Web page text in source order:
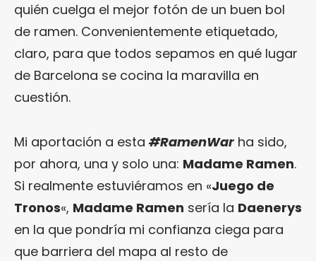
quién cuelga el mejor fotón de un buen bol
de ramen. Convenientemente etiquetado,
claro, para que todos sepamos en qué lugar
de Barcelona se cocina la maravilla en
cuestión.
Mi aportación a esta #RamenWar ha sido,
por ahora, una y solo una: Madame Ramen.
Si realmente estuviéramos en «Juego de
Tronos«, Madame Ramen sería la Daenerys
en la que pondría mi confianza ciega para
que barriera del mapa al resto de